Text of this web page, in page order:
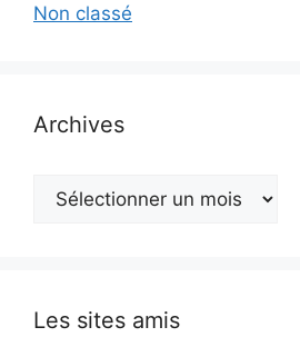
Non classé
Archives
Archives
Les sites amis